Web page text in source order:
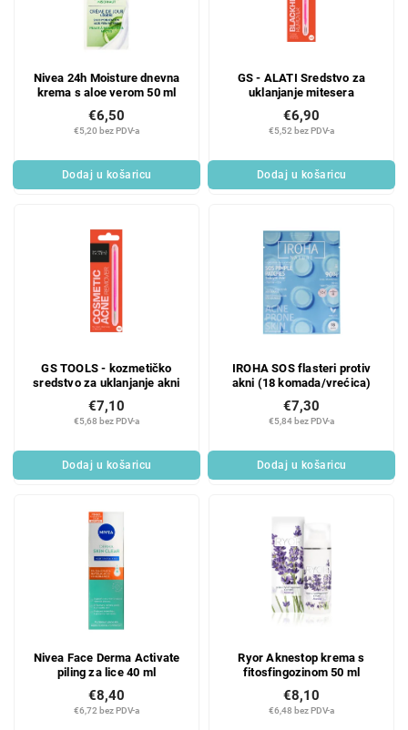
Nivea 24h Moisture dnevna
krema s aloe verom 50 ml
€5,20 bez PDV-a
€6,50
Dodaj u košaricu
GS - ALATI Sredstvo za
uklanjanje mitesera
€5,52 bez PDV-a
€6,90
Dodaj u košaricu
GS TOOLS - kozmetičko
sredstvo za uklanjanje akni
€5,68 bez PDV-a
€7,10
Dodaj u košaricu
IROHA SOS flasteri protiv
akni (18 komada/vrećica)
€5,84 bez PDV-a
€7,30
Dodaj u košaricu
Nivea Face Derma Activate
piling za lice 40 ml
€6,72 bez PDV-a
€8,40
Ryor Aknestop krema s
fitosfingozinom 50 ml
€6,48 bez PDV-a
€8,10